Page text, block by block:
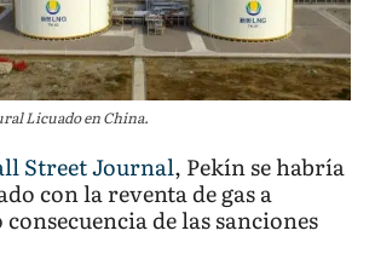
Licuado en China.
Street Journal, Pekín se habría
con la reventa de gas a
de las sanciones